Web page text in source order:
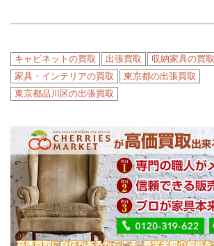
キャビネットの買取 出張買取
収納家具の買取
家具・インテリアの買取
東京都の出張買取
東京都品川区の出張買取